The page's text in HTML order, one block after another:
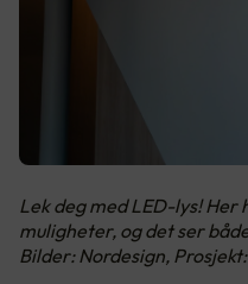
Lek deg med LED-lys!
muligheter, og det ser
Bilder: Nordesign,